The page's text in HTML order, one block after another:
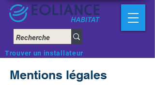
Trouver un installateur
Mentions légales